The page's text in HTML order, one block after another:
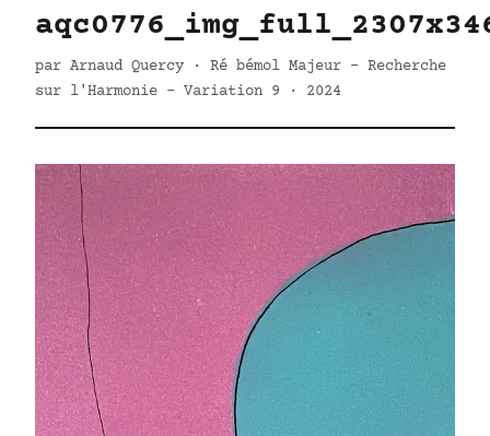
par Arnaud Quercy · Ré bémol Majeur - Recherche
sur l'Harmonie - Variation 9 · 2024